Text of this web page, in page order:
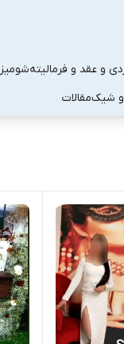
و عقد و فرمالیتهشومیز
و شیکمقالات